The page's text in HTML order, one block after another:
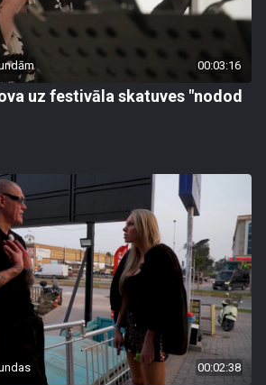
00:03:16
uz festivāla skatuves "nodod
00:02:38